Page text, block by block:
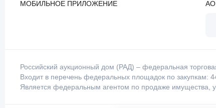
МОБИЛЬНОЕ ПРИЛОЖЕНИЕ
Российский аукционный дом (РАД) – федеральная
Входит в перечень федеральных площадок по
Является федеральным агентом по продаже имущества,